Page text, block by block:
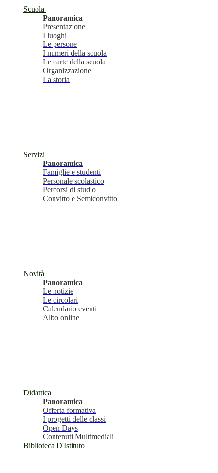
Scuola
Panoramica
Presentazione
I luoghi
Le persone
I numeri della scuola
Le carte della scuola
Organizzazione
La storia
Servizi
Panoramica
Famiglie e studenti
Personale scolastico
Percorsi di studio
Convitto e Semiconvitto
Novità
Panoramica
Le notizie
Le circolari
Calendario eventi
Albo online
Didattica
Panoramica
Offerta formativa
I progetti delle classi
Open Days
Contenuti Multimediali
Biblioteca D'Istituto